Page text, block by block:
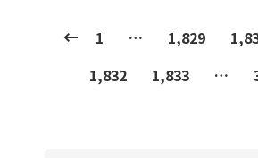
1 … 1,829
1,832
1,833 …